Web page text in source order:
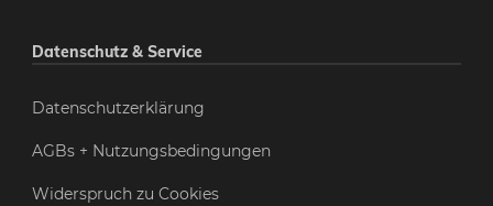
Datenschutz & Service
Datenschutzerklärung
AGBs + Nutzungsbedingungen
Widerspruch zu Cookies